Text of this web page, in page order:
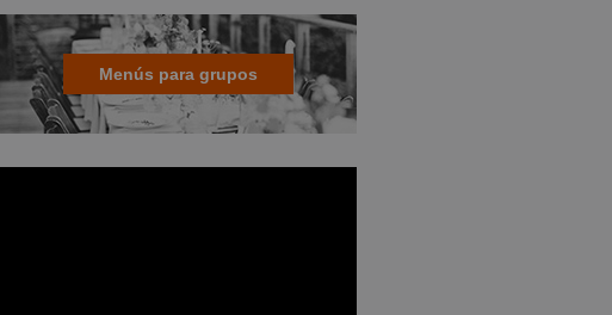
Menús para grupos